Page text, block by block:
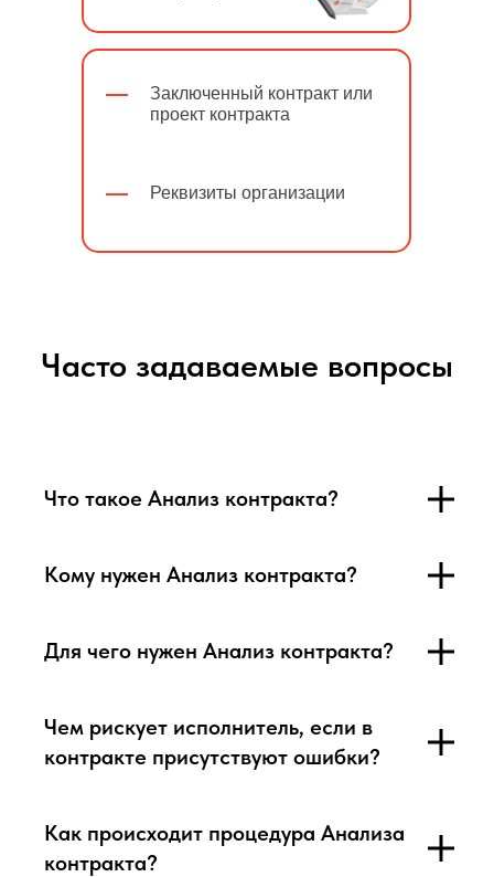
Заключенный контракт или
проект контракта
Реквизиты организации
Часто задаваемые вопросы
Что такое Анализ контракта?
Кому нужен Анализ контракта?
Для чего нужен Анализ контракта?
Чем рискует исполнитель, если в
контракте присутствуют ошибки?
Как происходит процедура Анализа
контракта?